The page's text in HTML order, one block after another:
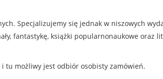
Specjalizujemy się jednak w niszowych
fantastykę, książki popularnonaukowe oraz
tu możliwy jest odbiór osobisty zamówień.